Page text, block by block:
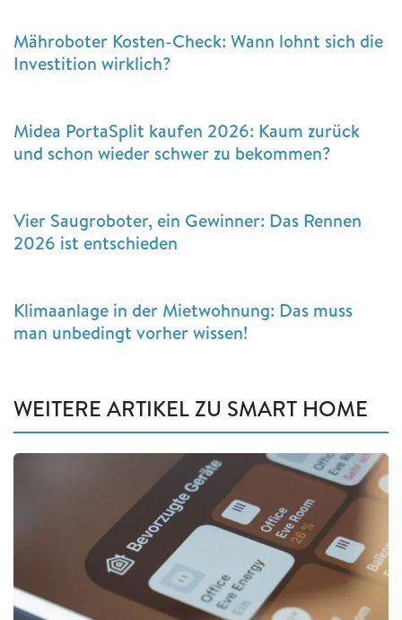
Mähroboter Kosten-Check: Wann lohnt sich die
Investition wirklich?
Midea PortaSplit kaufen 2026: Kaum zurück
und schon wieder schwer zu bekommen?
Vier Saugroboter, ein Gewinner: Das Rennen
2026 ist entschieden
Klimaanlage in der Mietwohnung: Das muss
man unbedingt vorher wissen!
WEITERE ARTIKEL ZU SMART HOME